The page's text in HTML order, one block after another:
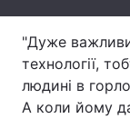
Контакти
Послуги
"Дуже
технології,
людині в
А коли йому